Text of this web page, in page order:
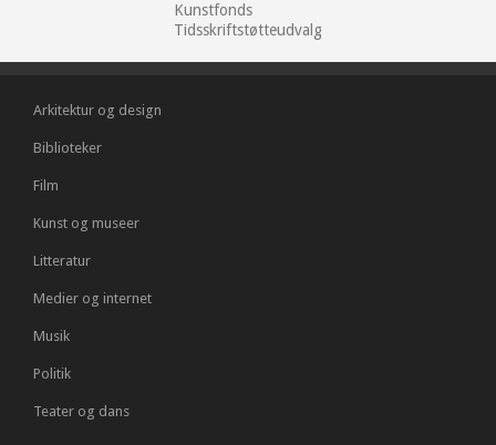
Kunstfonds
Tidsskriftstøtteudvalg
Arkitektur og design
Biblioteker
Film
Kunst og museer
Litteratur
Medier og internet
Musik
Politik
Teater og dans